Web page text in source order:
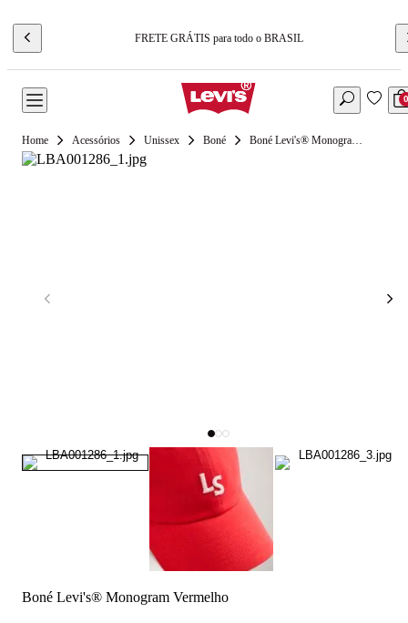
FRETE GRÁTIS para todo o BRASIL
0
Acessórios Unissex Boné Boné Levi's® Monogram Vermelho
Boné Levi's® Monogram Vermelho